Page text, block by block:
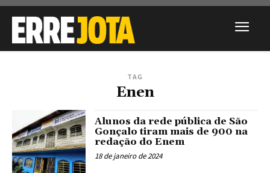
TAG
Enen
Alunos da rede pública de São
Gonçalo tiram mais de 900 na
redação do Enem
18 de janeiro de 2024